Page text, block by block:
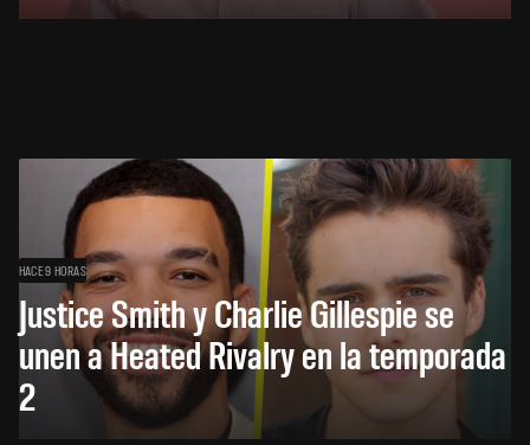
HACE 9 HORAS
Justice Smith y Charlie Gillespie se
unen a Heated Rivalry en la temporada
2